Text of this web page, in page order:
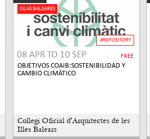
ISLAS BALEARES
08 APRTO 10 SEP FREE
OBJETIVOS COAIB:SOSTENIBILIDAD Y
CAMBIO CLIMÁTICO
Collegi Oficial d'Arquitectes de les
Illes Balears
#REPOSITORY